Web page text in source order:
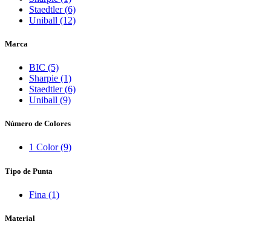
Staedtler (6)
Uniball (12)
Marca
BIC (5)
Sharpie (1)
Staedtler (6)
Uniball (9)
Número de Colores
1 Color (9)
Tipo de Punta
Fina (1)
Material